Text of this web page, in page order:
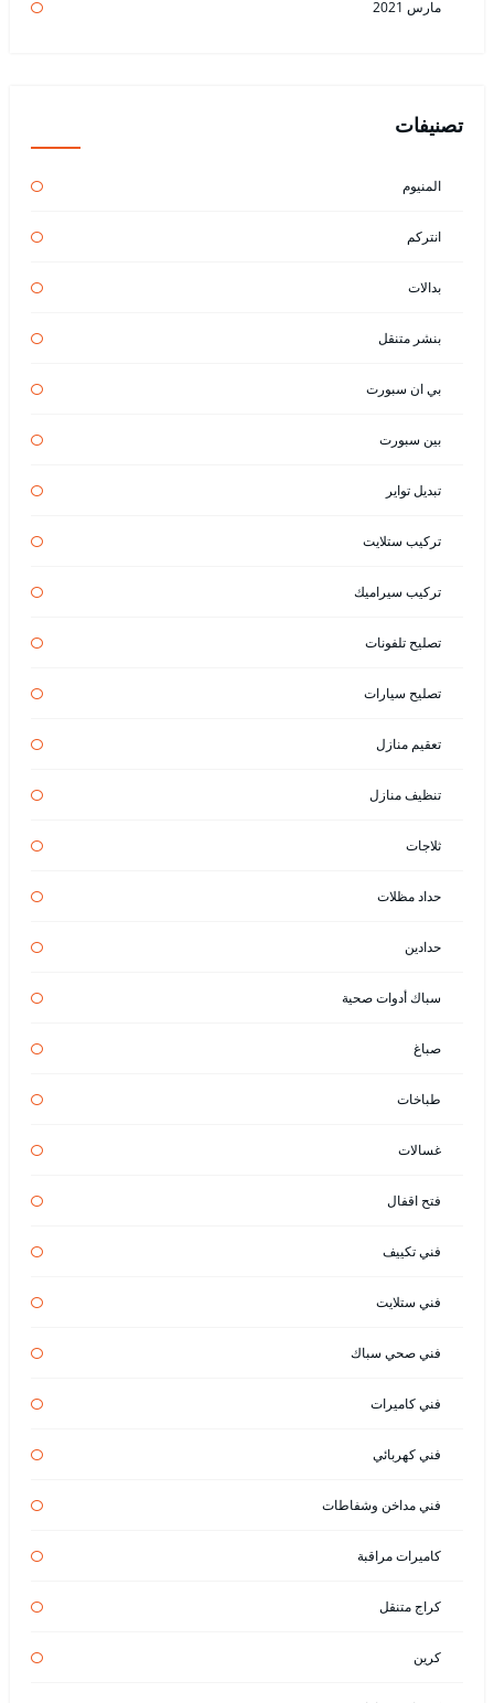
مارس 2021
تصنيفات
المنيوم
انتركم
بدالات
بنشر متنقل
بي ان سبورت
بين سبورت
تبديل تواير
تركيب ستلايت
تركيب سيراميك
تصليح تلفونات
تصليح سيارات
تعقيم منازل
تنظيف منازل
ثلاجات
حداد مظلات
حدادين
سباك أدوات صحية
صباغ
طباخات
غسالات
فتح اقفال
فني تكييف
فني ستلايت
فني صحي سباك
فني كاميرات
فني كهربائي
فني مداخن وشفاطات
كاميرات مراقبة
كراج متنقل
كرين